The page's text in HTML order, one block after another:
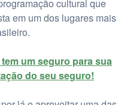
cultural que
em um dos lugares mais
um seguro para sua
do seu seguro!